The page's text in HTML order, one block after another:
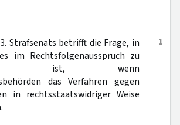
1
Strafsenats betrifft die Frage, in
im Rechtsfolgenausspruch zu
ist, wenn
das Verfahren gegen
in rechtsstaatswidriger Weise